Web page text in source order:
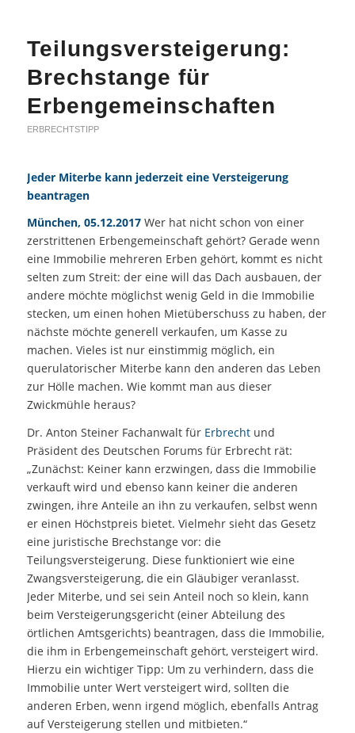
Teilungsversteigerung:
Brechstange für
Erbengemeinschaften
ERBRECHTSTIPP
Jeder Miterbe kann jederzeit eine Versteigerung
beantragen
München, 05.12.2017Wer hat nicht schon von einer
zerstrittenen Erbengemeinschaft gehört? Gerade wenn
eine Immobilie mehreren Erben gehört, kommt es nicht
selten zum Streit: der eine will das Dach ausbauen, der
andere möchte möglichst wenig Geld in die Immobilie
stecken, um einen hohen Mietüberschuss zu haben, der
nächste möchte generell verkaufen, um Kasse zu
machen. Vieles ist nur einstimmig möglich, ein
querulatorischer Miterbe kann den anderen das Leben
zur Hölle machen. Wie kommt man aus dieser
Zwickmühle heraus?
Dr. Anton Steiner Fachanwalt für Erbrechtund
Präsident des Deutschen Forums für Erbrecht rät:
„Zunächst: Keiner kann erzwingen, dass die Immobilie
verkauft wird und ebenso kann keiner die anderen
zwingen, ihre Anteile an ihn zu verkaufen, selbst wenn
er einen Höchstpreis bietet. Vielmehr sieht das Gesetz
eine juristische Brechstange vor: die
Teilungsversteigerung. Diese funktioniert wie eine
Zwangsversteigerung, die ein Gläubiger veranlasst.
Jeder Miterbe, und sei sein Anteil noch so klein, kann
beim Versteigerungsgericht (einer Abteilung des
örtlichen Amtsgerichts) beantragen, dass die Immobilie,
die ihm in Erbengemeinschaft gehört, versteigert wird.
Hierzu ein wichtiger Tipp: Um zu verhindern, dass die
Immobilie unter Wert versteigert wird, sollten die
anderen Erben, wenn irgend möglich, ebenfalls Antrag
auf Versteigerung stellen und mitbieten.“